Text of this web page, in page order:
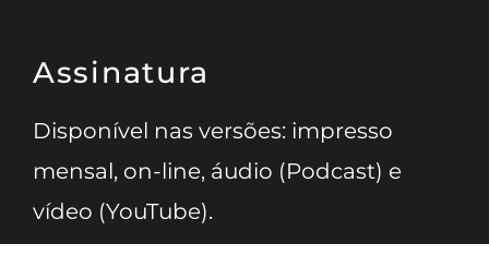
Assinatura
Disponível nas versões: impresso
mensal, on-line, áudio (Podcast) e
vídeo (YouTube).